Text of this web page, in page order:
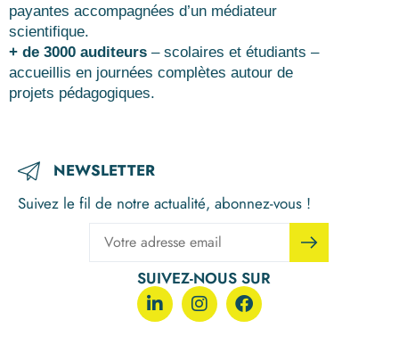
payantes accompagnées d’un médiateur
scientifique.
+ de 3000 auditeurs – scolaires et étudiants –
accueillis en journées complètes autour de
projets pédagogiques.
NEWSLETTER
Suivez le fil de notre actualité, abonnez-vous !
SUIVEZ-NOUS SUR